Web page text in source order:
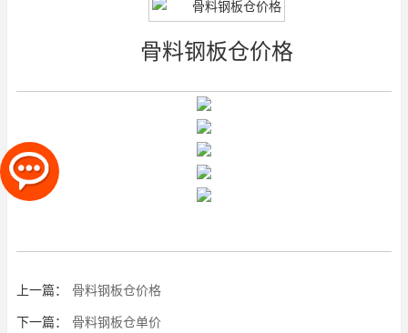
骨料钢板仓价格
上一篇： 骨料钢板仓价格
下一篇： 骨料钢板仓单价